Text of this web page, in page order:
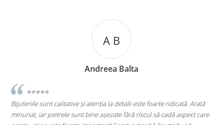
este foarte ridicată. Arată
riscul să cadă aspect care
⭐⭐⭐⭐⭐
Super mulțumită!! Sunt superbi cerceii!!!